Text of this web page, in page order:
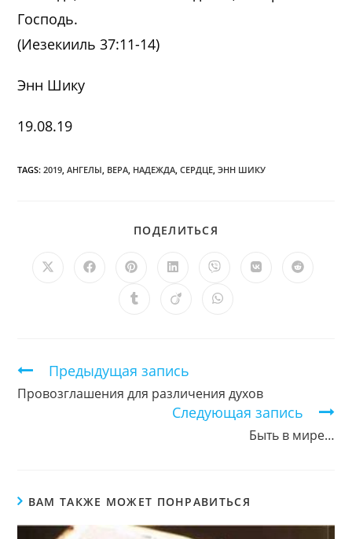
Господь.
(Иезекииль 37:11-14)
Энн Шику
19.08.19
TAGS:2019, АНГЕЛЫ, ВЕРА, НАДЕЖДА, СЕРДЦЕ, ЭНН ШИКУ
ПОДЕЛИТЬСЯ
Открывается
Открывается
новом
Открывается
в
новом
Открывается
в
новом
Открывается
в
новом
Открывается
Открывается
ОткрываетсяОткрывается
Продолжить
чтение
Предыдущая запись
Провозглашения для различения духов
Следующая запись
Быть в мире…
ВАМ ТАКЖЕ МОЖЕТ ПОНРАВИТЬСЯ